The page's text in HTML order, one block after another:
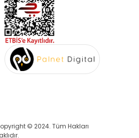
© 2024. Tüm Hakları